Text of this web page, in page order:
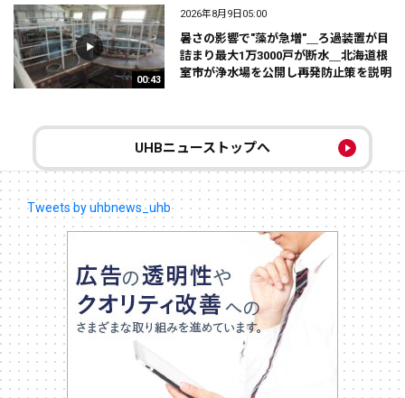
00:43
2026年8月9日05:00
暑さの影響で"藻が急増"＿ろ過装置が目
詰まり最大1万3000戸が断水＿北海道根
室市が浄水場を公開し再発防止策を説明
UHBニューストップへ
Tweets by uhbnews_uhb